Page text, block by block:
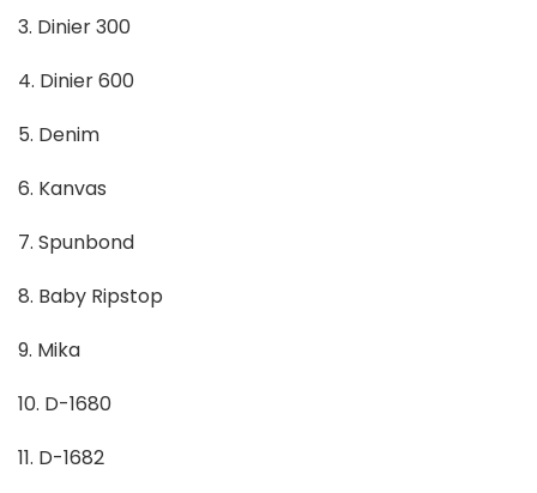
3. Dinier 300
4. Dinier 600
5. Denim
6. Kanvas
7. Spunbond
8. Baby Ripstop
9. Mika
10. D-1680
11. D-1682